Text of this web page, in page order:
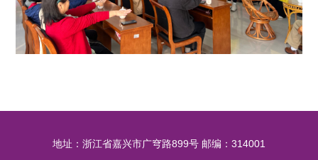
地址：浙江省嘉兴市广穹路899号 邮编：314001